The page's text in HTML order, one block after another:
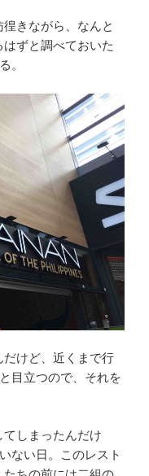
きながら、なんと
ずと調べておいた
。
けど、近くまで行
目立つので、それを
しまったんだけ
ない日。このレスト